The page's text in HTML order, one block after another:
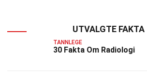
UTVALGTE FAKTA
TANNLEGE
30 Fakta Om Radiologi